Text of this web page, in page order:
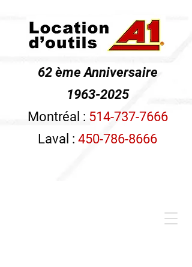
62 ème Anniversaire
1963-2025
Montréal : 514-737-7666
Laval : 450-786-8666